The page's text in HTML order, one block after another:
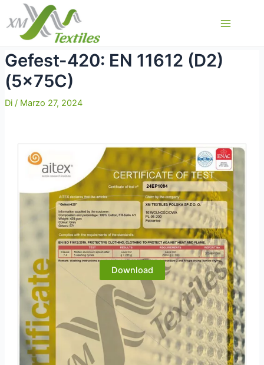
contenuto
Menu
Gefest-420: EN 11612 (D2)
(5x75C)
Di / Marzo 27, 2024
Download